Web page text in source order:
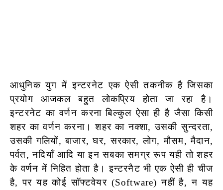
आधुनिक युग में इन्टरनेट एक ऐसी तकनीक है जिसका
प्रयोग आजकल बहुत लोकप्रिय होता जा रहा है।
इन्टरनेट का वर्णन करना बिल्कुल ऐसा ही है जैसा किसी
शहर का वर्णन करना। शहर का नक्शा, उसकी सुन्दरता,
उसकी गलियों, बाजार, घर, सरकार, लोग, मौसम, मैदान,
पर्वत, नदियाँ आदि या इन सबका समग्र रूप यही तो शहर
के वर्णन में निहित होता है। इन्टरनैट भी एक ऐसी ही चीज
है, पर यह कोई सॉफ्टवेयर (Software) नहीं है, न यह